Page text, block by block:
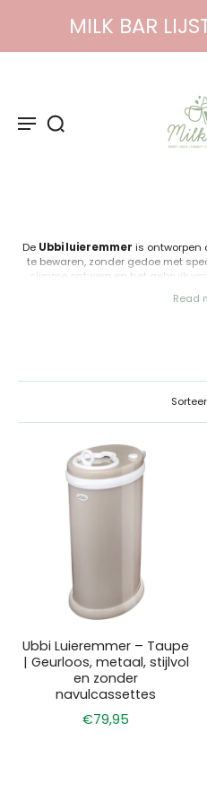
MILK BAR
De Ubbi luieremmer is ontworpen
te bewaren, zonder gedoe met
slimme ontwerp en het gebruik van
voor
Met zijn strakke, moderne
moeiteloos in elke babykamer of
betrouwbare oplossing
Read
Ubbi Luieremmer – Taupe
| Geurloos, metaal, stijlvol
en zonder
navulcassettes
€79,95